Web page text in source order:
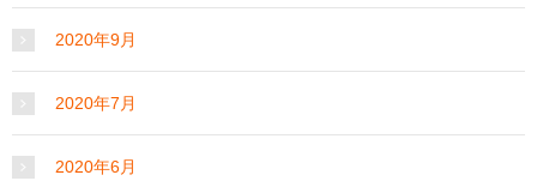
2020年9月
2020年7月
2020年6月